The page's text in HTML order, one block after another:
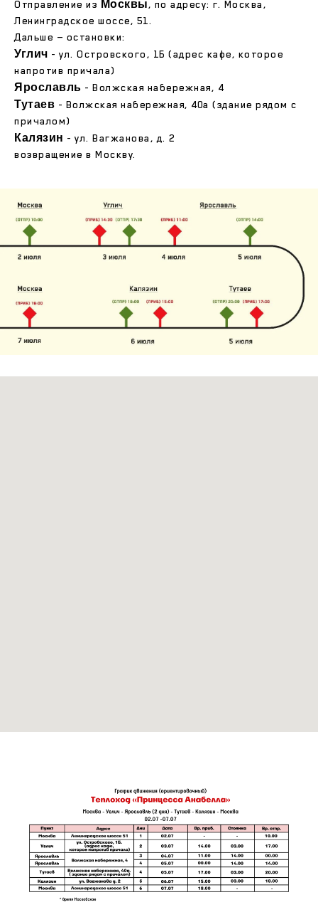
Отправление из Москвы, по адресу: г. Москва,
Ленинградское шоссе, 51.
Дальше — остановки:
Углич - ул. Островского, 1Б (адрес кафе, которое
напротив причала)
Ярославль - Волжская набережная, 4
Тутаев - Волжская набережная, 40а (здание рядом с
причалом)
Калязин - ул. Вагжанова, д. 2
возвращение в Москву.